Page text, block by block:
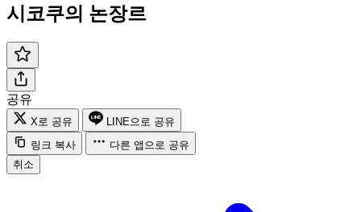
시코쿠의 논장르
공유
X로 공유
LINE으로 공유
링크 복사
다른 앱으로 공유
취소